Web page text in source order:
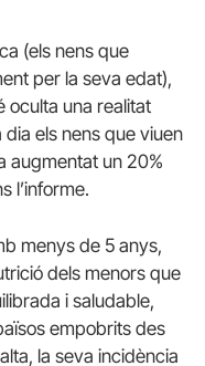
(els nens que
per la seva edat),
oculta una realitat
els nens que viuen
augmentat un 20%
l’informe.
menys de 5 anys,
dels menors que
i saludable,
empobrits des
la seva incidència